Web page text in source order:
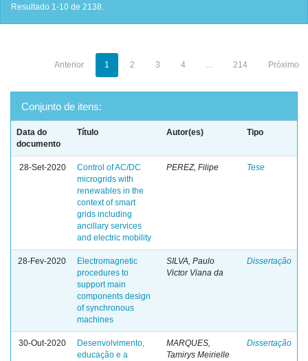
Resultado 1-10 de 2138.
Anterior 1 2 3 4 ... 214 Próximo
Conjunto de itens:
Data do
documento
Título Autor(es) Tipo
28-Set-2020
Control of AC/DC
microgrids with
renewables in the
context of smart
grids including
ancillary services
and electric mobility
PEREZ, Filipe Tese
28-Fev-2020
Electromagnetic
procedures to
support main
components design
of synchronous
machines
SILVA, Paulo
Victor Viana da
Dissertação
30-Out-2020
Desenvolvimento,
educação e a
MARQUES,
Tamirys Meirielle
Dissertação